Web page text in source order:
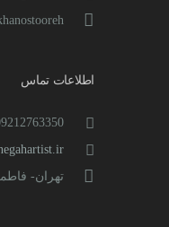
اطلاعات تماس
تهران-